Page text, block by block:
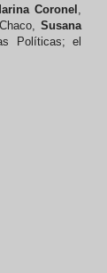
Coronel
Susana
Políticas; el